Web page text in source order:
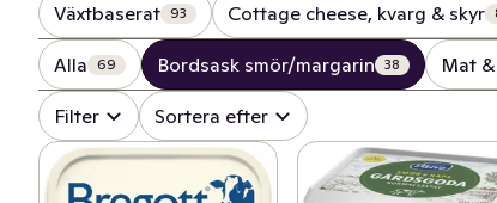
Växtbaserat 93 Cottage cheese, kvarg & skyr
Alla 69 Bordsask smör/margarin 38 Mat
Filter Sortera efter